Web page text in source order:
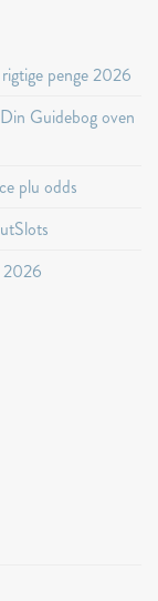
penge 2026
Guidebog oven
plu odds
2026